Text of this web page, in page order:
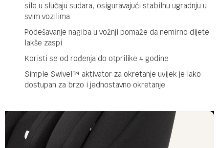
sile u slučaju sudara, osiguravajući stabilnu ugradnju u
svim vozilima
Podešavanje nagiba u vožnji pomaže da nemirno dijete
lakše zaspi
Koristi se od rođenja do otprilike 4 godine
Simple Swivel™ aktivator za okretanje uvijek je lako
dostupan za brzo i jednostavno okretanje